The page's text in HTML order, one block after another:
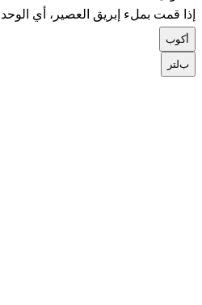
إذا قمت بملء إبريق العصير، أي
كوب
بلتر